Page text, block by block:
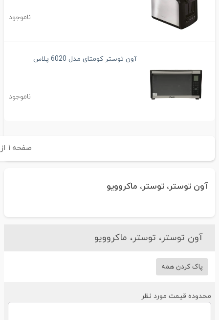
ناموجود
آون توستر کومتای مدل 6020 پلاس
ناموجود
صفحه ۱ از ۱
آون توستر، توستر، ماکروویو
آون توستر، توستر، ماکروویو
پاک کردن همه
قیمت مورد نظر